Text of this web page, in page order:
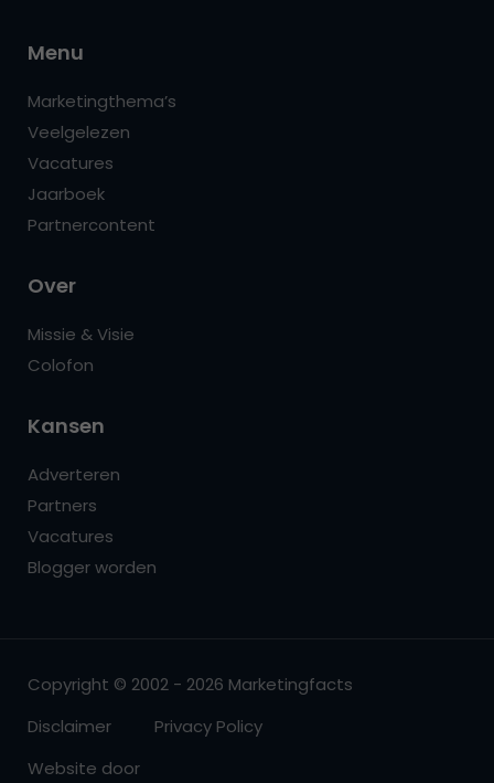
Menu
Marketingthema’s
Veelgelezen
Vacatures
Jaarboek
Partnercontent
Over
Missie & Visie
Colofon
Kansen
Adverteren
Partners
Vacatures
Blogger worden
Copyright © 2002 - 2026 Marketingfacts
Disclaimer
Privacy Policy
Website door